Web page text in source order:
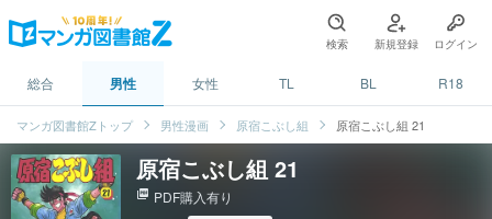
検索 新規登録 ログイン
総合 男性 女性 TL BL R18
マンガ図書館Zトップ 男性漫画 原宿こぶし組 原宿こぶし組 21
原宿こぶし組 21
picture_as_pdf PDF購入有り